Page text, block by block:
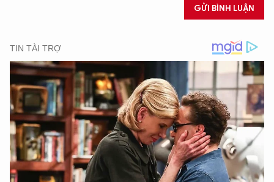
GỬI BÌNH LUẬN